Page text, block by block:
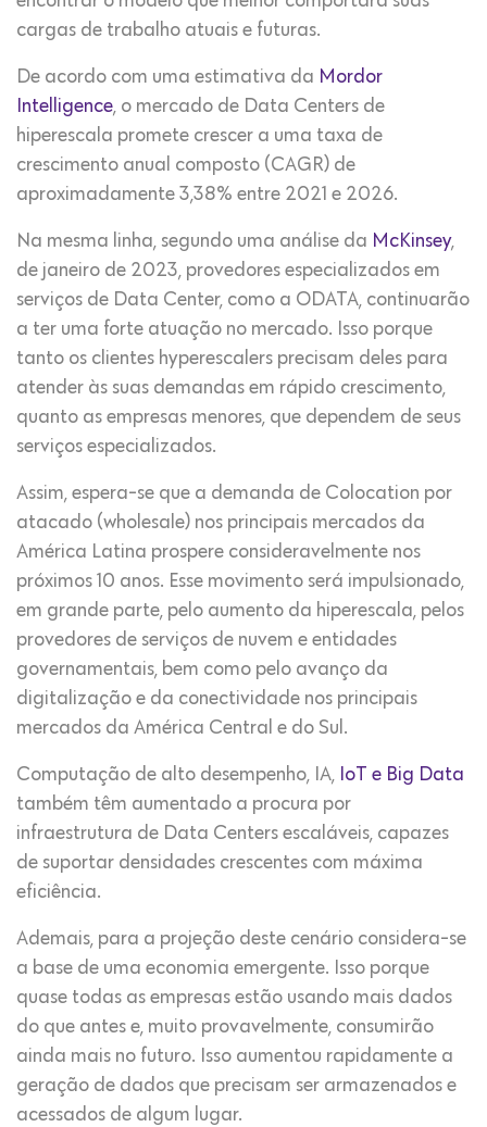
cargas de trabalho atuais e futuras.
De acordo com uma estimativa da Mordor
Intelligence, o mercado de Data Centers de
hiperescala promete crescer a uma taxa de
crescimento anual composto (CAGR) de
aproximadamente 3,38% entre 2021 e 2026.
Na mesma linha, segundo uma análise da McKinsey,
de janeiro de 2023, provedores especializados em
serviços de Data Center, como a ODATA, continuarão
a ter uma forte atuação no mercado. Isso porque
tanto os clientes hyperescalers precisam deles para
atender às suas demandas em rápido crescimento,
quanto as empresas menores, que dependem de seus
serviços especializados.
Assim, espera-se que a demanda de Colocation por
atacado (wholesale) nos principais mercados da
América Latina prospere consideravelmente nos
próximos 10 anos. Esse movimento será impulsionado,
em grande parte, pelo aumento da hiperescala, pelos
provedores de serviços de nuvem e entidades
governamentais, bem como pelo avanço da
digitalização e da conectividade nos principais
mercados da América Central e do Sul.
Computação de alto desempenho, IA, IoT e Big Data
também têm aumentado a procura por
infraestrutura de Data Centers escaláveis, capazes
de suportar densidades crescentes com máxima
eficiência.
Ademais, para a projeção deste cenário considera-se
a base de uma economia emergente. Isso porque
quase todas as empresas estão usando mais dados
do que antes e, muito provavelmente, consumirão
ainda mais no futuro. Isso aumentou rapidamente a
geração de dados que precisam ser armazenados e
acessados ​​de algum lugar.